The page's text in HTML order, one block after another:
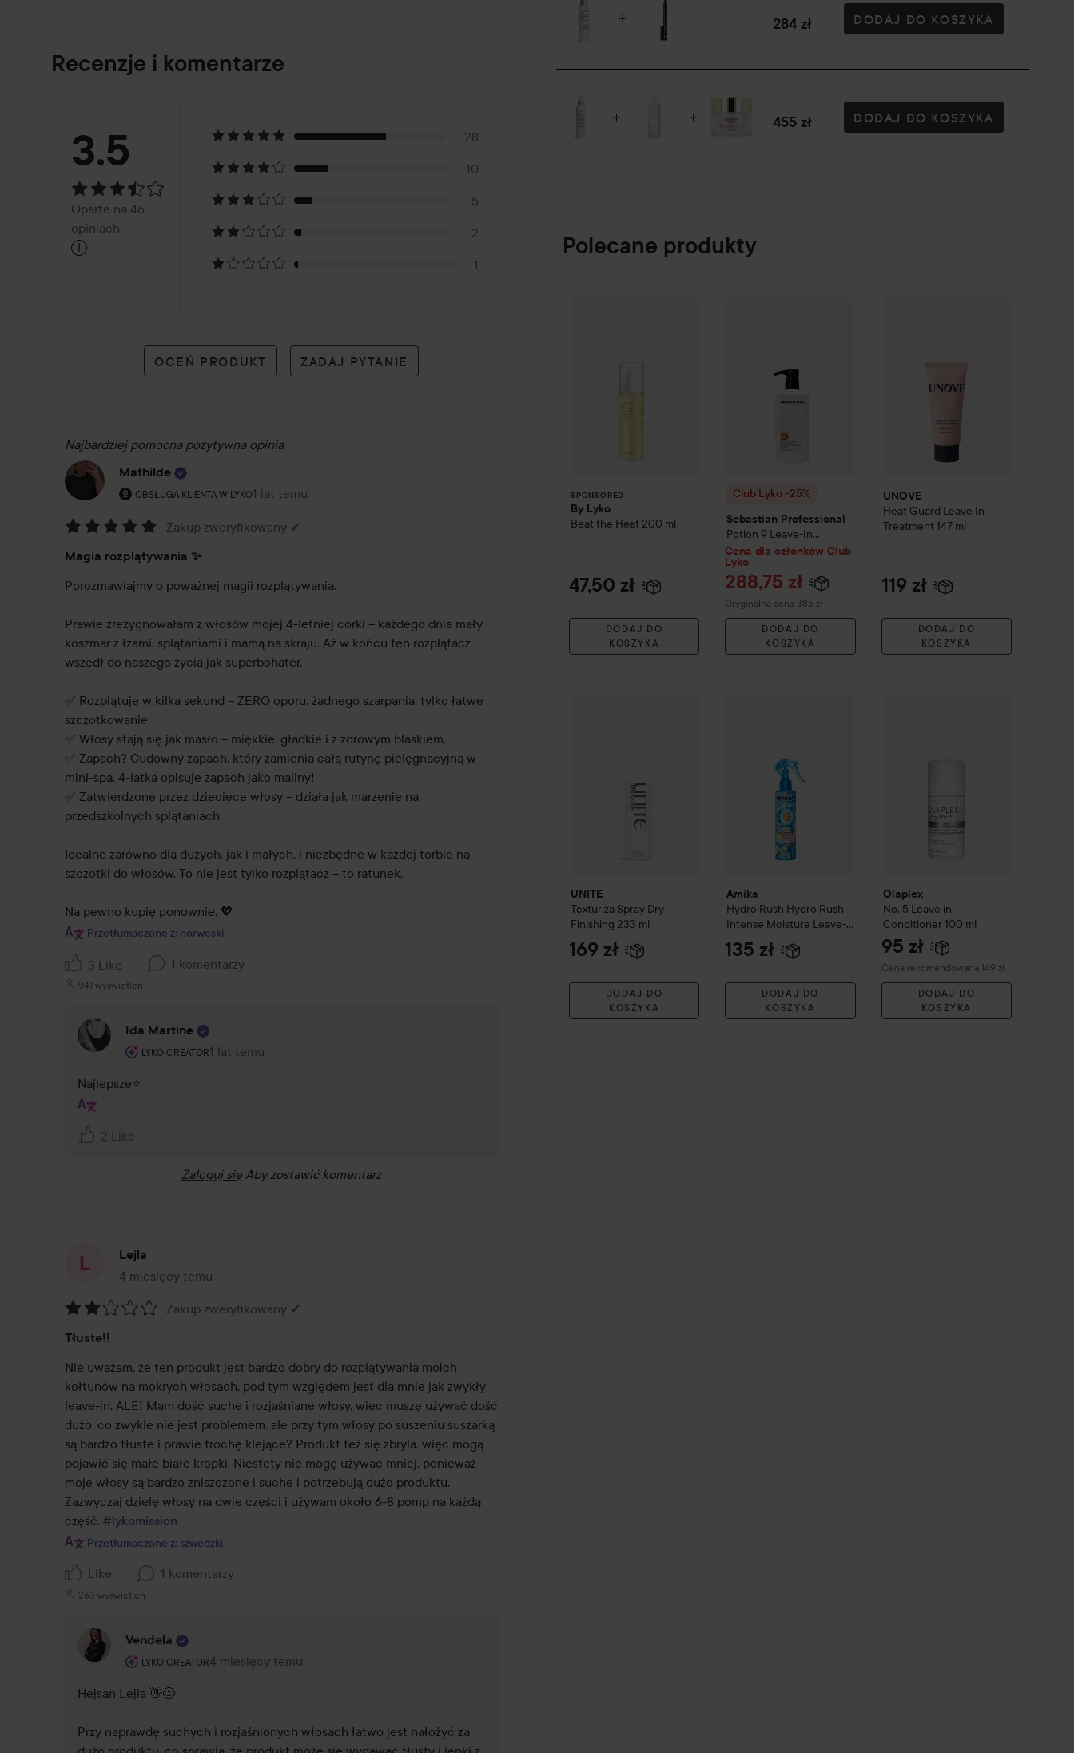
Recenzje i komentarze
Ocena:
3.5Oparte
na
opiniach
3.5
Oparte na 46
opiniach
i
28
10
5
2
1
OCEŃ PRODUKT ZADAJ PYTANIE
Najbardziej pomocna pozytywna opinia
Mathilde
OBSŁUGA KLIENTA W LYKO
Rola użytkownika: Obsługa klienta w Lyko.
1 lat temu
Post został utworzony 1 lat temu
5
z
Zakup zweryfikowany ✔
Magia rozplątywania ✨
Porozmawiajmy o poważnej magii rozplątywania.
Prawie zrezygnowałam z włosów mojej 4-letniej córki – każdego dnia mały
koszmar z łzami, splątaniami i mamą na skraju. Aż w końcu ten rozplątacz
wszedł do naszego życia jak superbohater.
✅ Rozplątuje w kilka sekund – ZERO oporu, żadnego szarpania, tylko łatwe
szczotkowanie.
✅ Włosy stają się jak masło – miękkie, gładkie i z zdrowym blaskiem.
✅ Zapach? Cudowny zapach, który zamienia całą rutynę pielęgnacyjną w
mini-spa. 4-latka opisuje zapach jako maliny!
✅ Zatwierdzone przez dziecięce włosy – działa jak marzenie na
przedszkolnych splątaniach.
Idealne zarówno dla dużych, jak i małych, i niezbędne w każdej torbie na
szczotki do włosów. To nie jest tylko rozplątacz – to ratunek.
Na pewno kupię ponownie. 💖
Przetłumaczone z: norweski
3 Like 1 komentarzy
941 wyświetleń
Ida Martine
LYKO CREATOR
Rola użytkownika: Lyko Creator.
1 lat temu
Komentarz został dodany 1 lat temu
Najlepsze⭐️
2 Like
Zaloguj się Aby zostawić komentarz
Lejla
4 miesięcy temu
Post został utworzony 4 miesięcy temu
2
z
5
Zakup zweryfikowany ✔
Tłuste!!
Nie uważam, że ten produkt jest bardzo dobry do rozplątywania moich
kołtunów na mokrych włosach, pod tym względem jest dla mnie jak zwykły
leave-in. ALE! Mam dość suche i rozjaśniane włosy, więc muszę używać dość
dużo, co zwykle nie jest problemem, ale przy tym włosy po suszeniu suszarką
są bardzo tłuste i prawie trochę klejące? Produkt też się zbryla, więc mogą
pojawić się małe białe kropki. Niestety nie mogę używać mniej, ponieważ
moje włosy są bardzo zniszczone i suche i potrzebują dużo produktu.
Zazwyczaj dzielę włosy na dwie części i używam około 6-8 pomp na każdą
część. #lykomission
Przetłumaczone z: szwedzki
Like 1 komentarzy
263 wyświetleń
Vendela
LYKO CREATOR
Rola użytkownika: Lyko Creator.
4 miesięcy temu
Komentarz został dodany 4 miesięcy temu
Hejsan Lejla 👋😊
Przy naprawdę suchych i rozjaśnionych włosach łatwo jest nałożyć za
284 zł DODAJ DO KOSZYKA
455 zł DODAJ DO KOSZYKA
Polecane produkty
SPONSORED
By Lyko
Beat the Heat 200 ml
47,50 zł
DODAJ DO
KOSZYKA
Club Lyko -25%
Sebastian Professional
Potion 9 Leave-In
Conditioner & Styling
Cream
Cena dla członków Club
Lyko
288,75 zł
Oryginalna cena 385 zł
Cena regularna 385 zł
DODAJ DO
KOSZYKA
UNOVE
Heat Guard Leave In
Treatment 147 ml
119 zł
DODAJ DO
KOSZYKA
UNITE
Texturiza Spray Dry
Finishing 233 ml
169 zł
DODAJ DO
KOSZYKA
Amika
Hydro Rush Hydro Rush
Intense Moisture Leave-
In Conditioner 200ml -
Odżywka bez spłukiwania
135 zł
DODAJ DO
KOSZYKA
Olaplex
No. 5 Leave in
Conditioner 100 ml
95 zł
Cena rekomendowana 149 zł
Zalecana cena 149 zł
DODAJ DO
KOSZYKA